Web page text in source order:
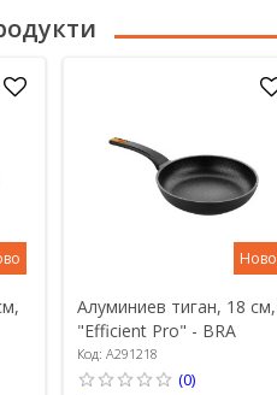
Ново
Алуминиев тиган, 18 см,
"Efficient Pro" - BRA
Код: A291218
(0)